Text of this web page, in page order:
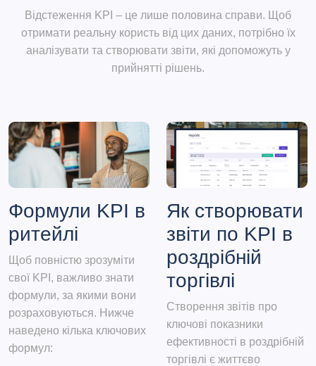
Відстеження KPI – це лише половина справи. Щоб
отримати реальну користь від цих даних, потрібно їх
аналізувати та створювати звіти, які допоможуть у
прийнятті рішень.
Формули KPI в
ритейлі
Щоб повністю зрозуміти
свої KPI, важливо знати
формули, за якими вони
розраховуються. Нижче
наведено кілька ключових
формул:
Як створювати
звіти по KPI в
роздрібній
торгівлі
Створення звітів про
ключові показники
ефективності в роздрібній
торгівлі є життєво